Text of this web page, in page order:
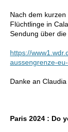
Nach dem
Flüchtlinge in
Sendung über
https://
aussengrenze-
Danke an
Paris 2024 : Do